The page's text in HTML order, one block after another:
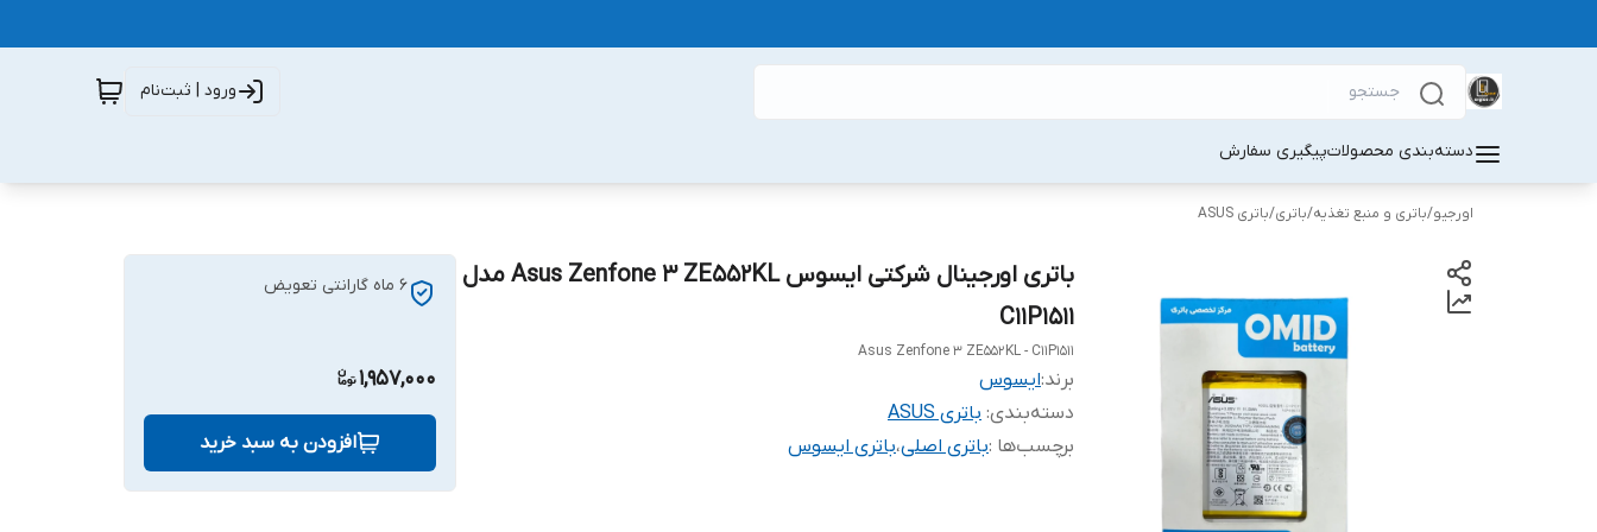
ورود | ثبت‌نام
دسته‌بندی محصولاتپیگیری سفارش
اورجیو/باتری و منبع تغذیه/باتری/باتری ASUS
باتری اورجینال شرکتی ایسوس Asus Zenfone 3 ZE552KL مدل
C11P1511
Asus Zenfone 3 ZE552KL - C11P1511
برند:ایسوس
دسته‌بندی: باتری ASUS
برچسب‌ها :باتری اصلی،باتری ایسوس
۶ ماه گارانتی تعویض
1,957,000
افزودن به سبد خرید